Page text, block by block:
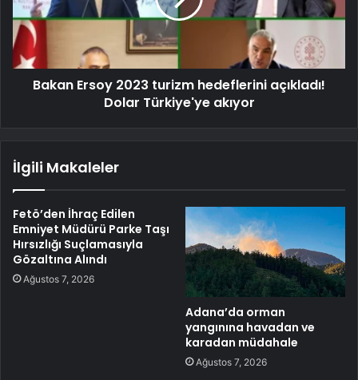
Bakan Ersoy 2023 turizm hedeflerini açıkladı!
Dolar Türkiye'ye akıyor
İlgili Makaleler
Fetö’den İhraç Edilen
Emniyet Müdürü Parke Taşı
Hırsızlığı Suçlamasıyla
Gözaltına Alındı
Ağustos 7, 2026
Adana’da orman
yangınına havadan ve
karadan müdahale
Ağustos 7, 2026